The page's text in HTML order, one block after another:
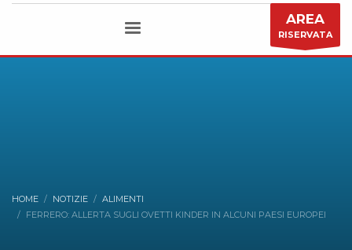
AREA
RISERVATA
HOME NOTIZIE
ALIMENTI
FERRERO: ALLERTA SUGLI OVETTI KINDER IN ALCUNI PAESI EUROPEI